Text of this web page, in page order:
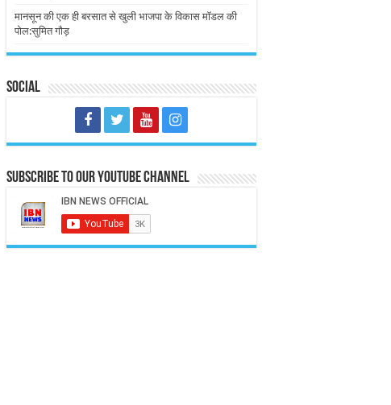
मानसून की एक ही बरसात से खुली भाजपा के विकास मॉडल की
पोल:सुमित गौड़
Social
Subscribe to our Youtube Channel